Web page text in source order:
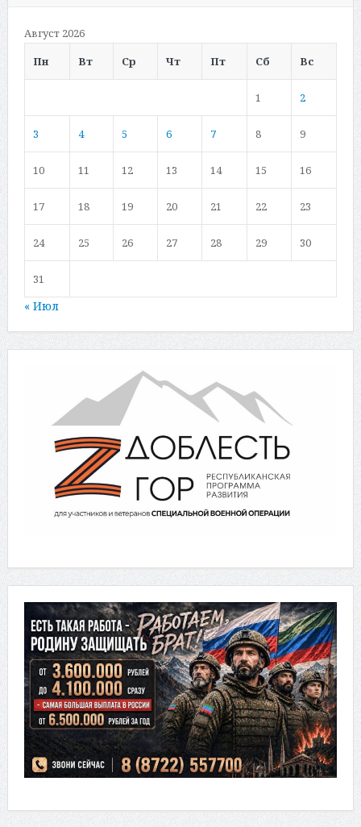
Август 2026
Пн
Вт Ср Чт Пт Сб Вс
1 2
3 4 5 6 7 8 9
10 11 12 13 14 15 16
17 18 19 20 21 22 23
24 25 26 27 28 29 30
31
« Июл